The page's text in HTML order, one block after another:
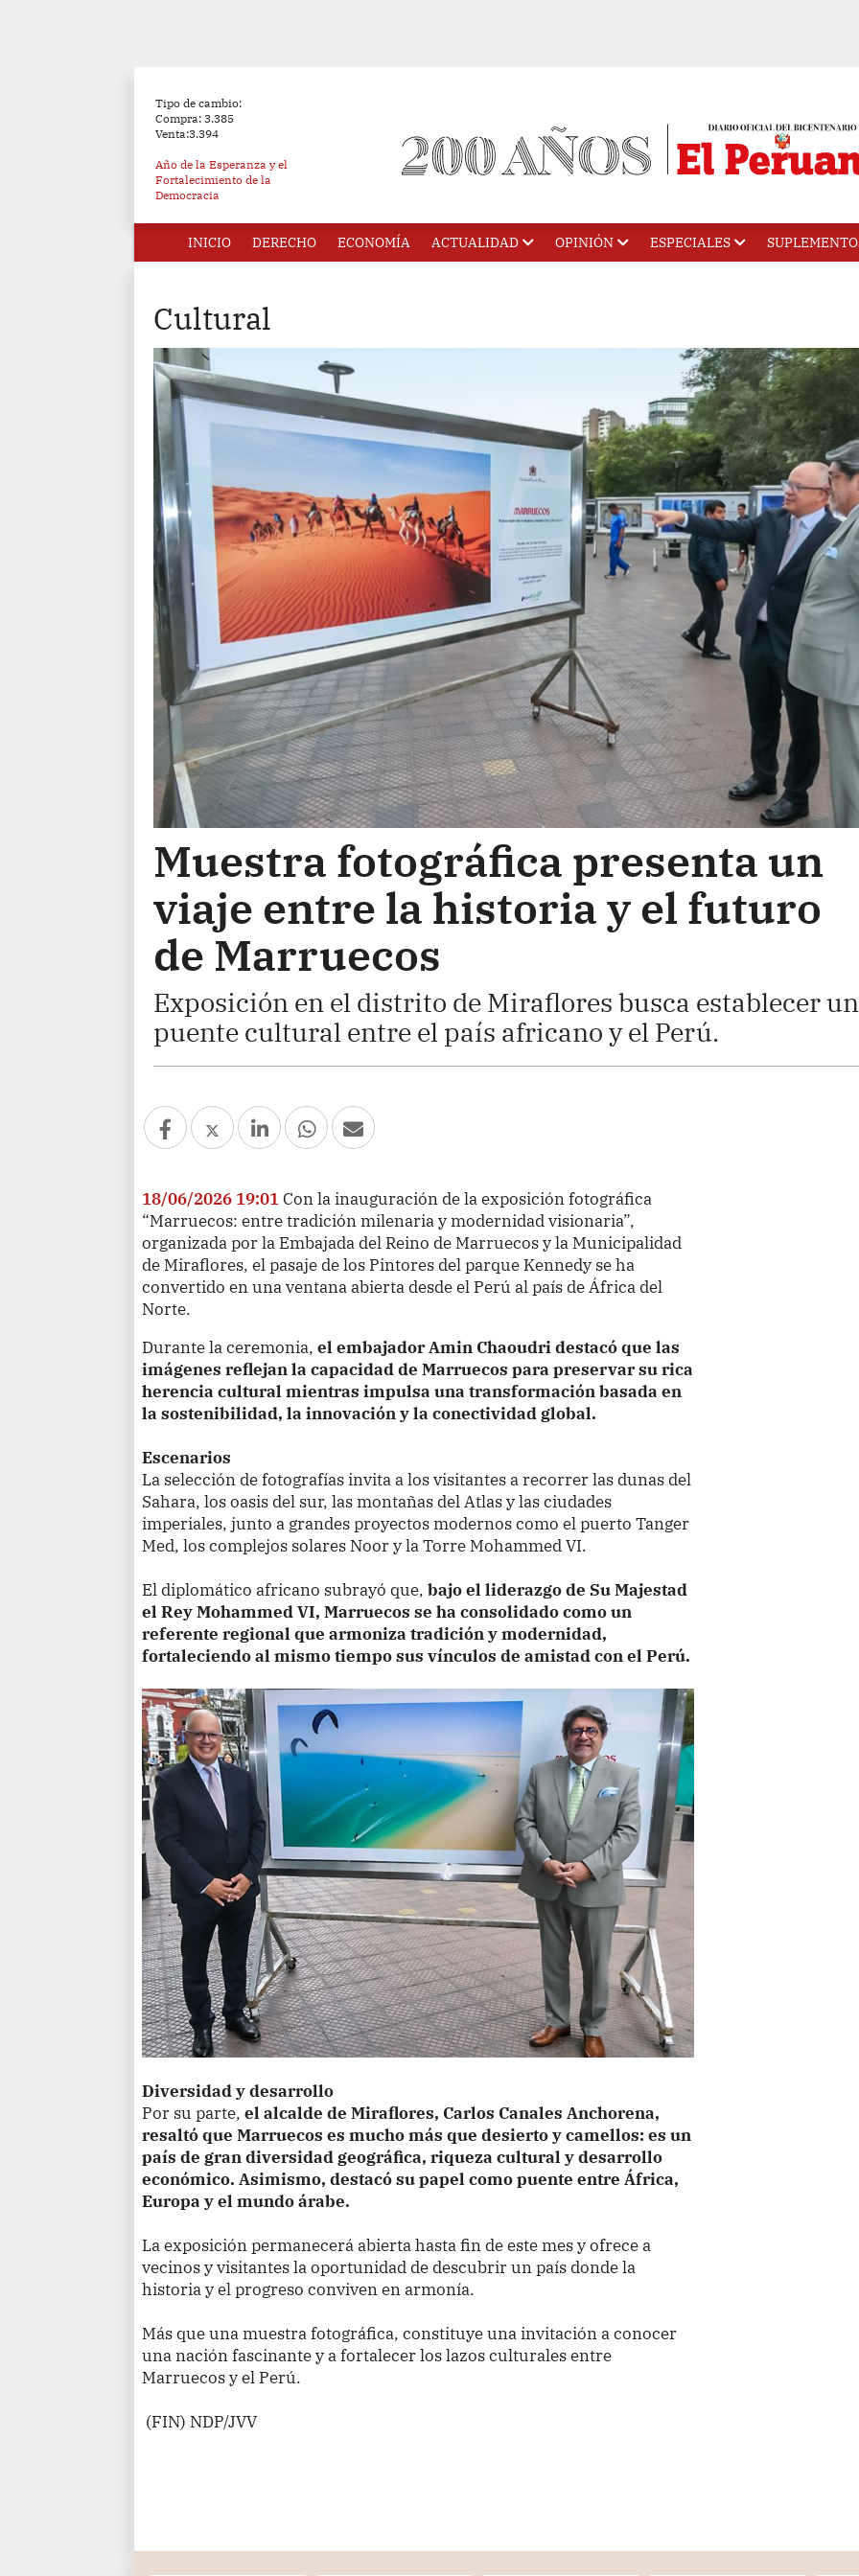
Tipo de cambio:
Compra: 3.385
Venta:3.394
Año de la Esperanza y el
Fortalecimiento de la
Democracia
INICIO DERECHO ECONOMÍA ACTUALIDAD OPINIÓN ESPECIALES
Cultural
Muestra fotográfica presenta un
viaje entre la historia y el futuro
de Marruecos
Exposición en el distrito de Miraflores busca establecer un
puente cultural entre el país africano y el Perú.
18/06/2026 19:01Con la inauguración de la exposición fotográfica
“Marruecos: entre tradición milenaria y modernidad visionaria”,
organizada por la Embajada del Reino de Marruecos y la Municipalidad
de Miraflores, el pasaje de los Pintores del parque Kennedy se ha
convertido en una ventana abierta desde el Perú al país de África del
Norte.
Durante la ceremonia, el embajador Amin Chaoudri destacó que las
imágenes reflejan la capacidad de Marruecos para preservar su rica
herencia cultural mientras impulsa una transformación basada en
la sostenibilidad, la innovación y la conectividad global.
Escenarios
La selección de fotografías invita a los visitantes a recorrer las dunas del
Sahara, los oasis del sur, las montañas del Atlas y las ciudades
imperiales, junto a grandes proyectos modernos como el puerto Tanger
Med, los complejos solares Noor y la Torre Mohammed VI.
El diplomático africano subrayó que,bajo el liderazgo de Su Majestad
el Rey Mohammed VI, Marruecos se ha consolidado como un
referente regional que armoniza tradición y modernidad,
fortaleciendo al mismo tiempo sus vínculos de amistad con el Perú.
Diversidad y desarrollo
Por su parte,el alcalde de Miraflores, Carlos Canales Anchorena,
resaltó que Marruecos es mucho más que desierto y camellos: es un
país de gran diversidad geográfica, riqueza cultural y desarrollo
económico. Asimismo, destacó su papel como puente entre África,
Europa y el mundo árabe.
La exposición permanecerá abierta hasta fin de este mes y ofrece a
vecinos y visitantes la oportunidad de descubrir un país donde la
historia y el progreso conviven en armonía.
Más que una muestra fotográfica, constituye una invitación a conocer
una nación fascinante y a fortalecer los lazos culturales entre
Marruecos y el Perú.
(FIN) NDP/JVV